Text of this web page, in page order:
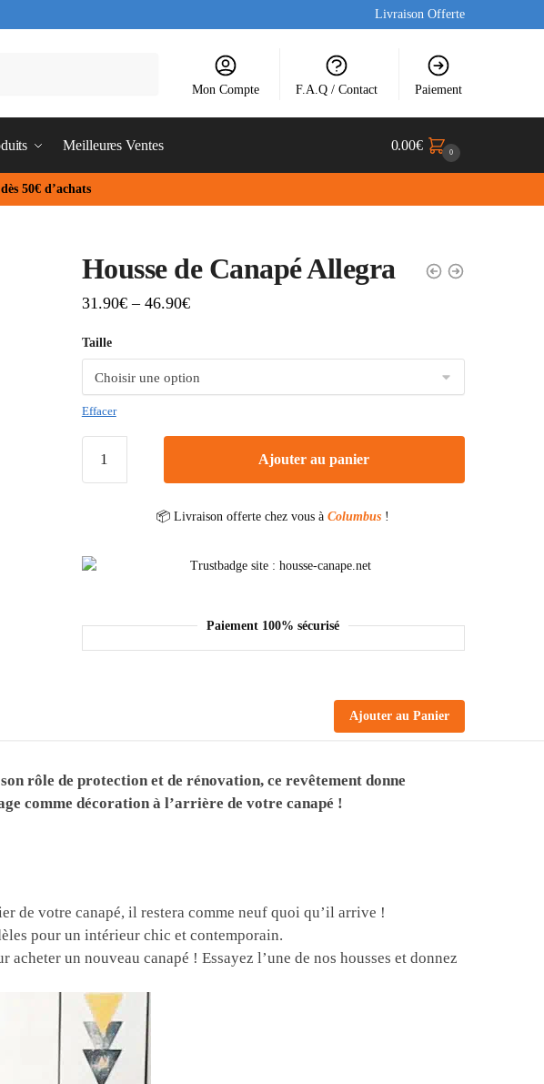
Livraison Offerte
Mon Compte F.A.Q / Contact Paiement
Meilleures Ventes 0.00€ 0
50€ d’achats
Housse de Canapé Allegra
31.90€– 46.90€
Taille
Effacer
Ajouter au panier
📦 Livraison offerte chez vous àColumbus !
Paiement 100% sécurisé
Ajouter au Panier
rôle de protection et de rénovation, ce revêtement donne
comme décoration à l’arrière de votre canapé !
de votre canapé, il restera comme neuf quoi qu’il arrive !
pour un intérieur chic et contemporain.
un nouveau canapé ! Essayez l’une de nos housses et donnez